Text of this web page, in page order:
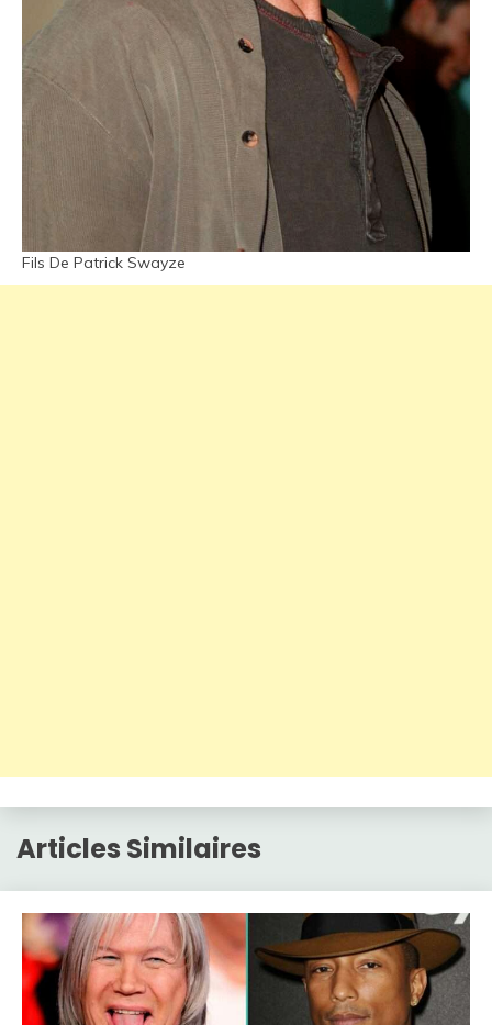
Fils De Patrick Swayze
Articles Similaires